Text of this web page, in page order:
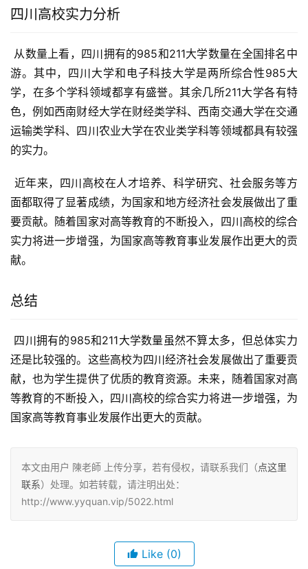
四川高校实力分析
游。其中，四川大学和电子科技大学是两所综合性985大
学，在多个学科领域都享有盛誉。其余几所211大学各有特
色，例如西南财经大学在财经类学科、西南交通大学在交通
运输类学科、四川农业大学在农业类学科等领域都具有较强
的实力。
面都取得了显著成绩，为国家和地方经济社会发展做出了重
要贡献。随着国家对高等教育的不断投入，四川高校的综合
实力将进一步增强，为国家高等教育事业发展作出更大的贡
献。
总结
还是比较强的。这些高校为四川经济社会发展做出了重要贡
献，也为学生提供了优质的教育资源。未来，随着国家对高
等教育的不断投入，四川高校的综合实力将进一步增强，为
国家高等教育事业发展作出更大的贡献。
本文由用户 陳老師 上传分享，若有侵权，请联系我们（点这里
联系）处理。如若转载，请注明出处：
http://www.yyquan.vip/5022.html
Like (0)